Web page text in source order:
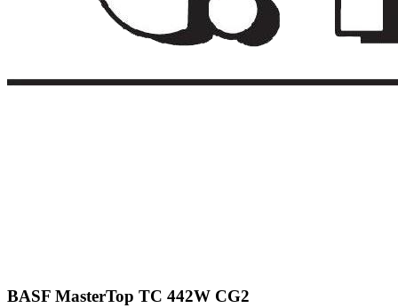
BASF MasterTop TC 442W CG2